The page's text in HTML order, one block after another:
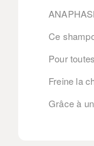
Ce
Pour
Freine la
Grâce à